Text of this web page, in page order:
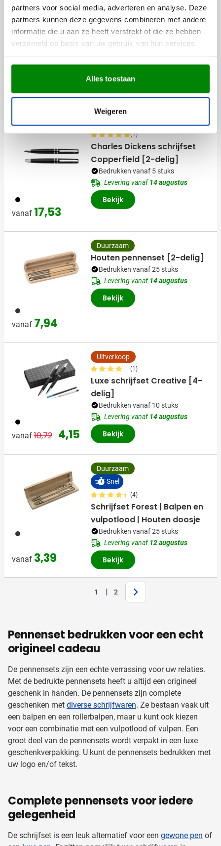
partners voor social media, adverteren en analyse. Deze
partners kunnen deze gegevens combineren met andere
informatie die u aan ze heeft verstrekt of die ze hebben
verzameld op basis van uw gebruik van hun services.
Alles toestaan
Weigeren
vanaf 22,06
(1)
Parker schrijfset Vector Steel
[2-delig]
001
vanaf 17,53
(1)
Charles Dickens schrijfset
Copperfield [2-delig]
Bedrukken vanaf 5 stuks
Levering vanaf14 augustus
Bekijk
011
vanaf 7,94
Duurzaam
Houten pennenset [2-delig]
Bedrukken vanaf 25 stuks
Levering vanaf14 augustus
Bekijk
050
vanaf Normale prijs
10,72 Speciale prijs
4,15
Uitverkoop
(1)
Luxe schrijfset Creative [4-
delig]
Bedrukken vanaf 10 stuks
Levering vanaf14 augustus
Bekijk
011
vanaf 3,39
Duurzaam
Snel
(4)
Schrijfset Forest | Balpen en
vulpotlood | Houten doosje
Bedrukken vanaf 25 stuks
Levering vanaf12 augustus
Bekijk
Je leest momenteel pagina
1 Pagina
2 Volgende
Pennenset bedrukken voor een echt
origineel cadeau
De pennensets zijn een echte verrassing voor uw relaties.
Met de bedrukte pennensets heeft u altijd een origineel
geschenk in handen. De pennensets zijn complete
geschenken met diverse schrijfwaren. Ze bestaan vaak uit
een balpen en een rollerbalpen, maar u kunt ook kiezen
voor een combinatie met een vulpotlood of vulpen. Een
groot deel van de pennensets wordt verpakt in een luxe
geschenkverpakking. U kunt de pennensets bedrukken met
uw logo en/of tekst.
Complete pennensets voor iedere
gelegenheid
De schrijfset is een leuk alternatief voor een gewone pen of